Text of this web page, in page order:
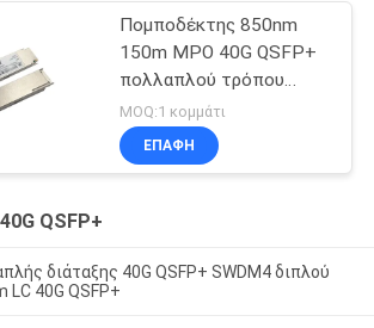
Πομποδέκτης 850nm
150m MPO 40G QSFP+
πολλαπλού τρόπου
καυτός Pluggable
MOQ:1 κομμάτι
ΕΠΑΦΉ
QSFP+
διάταξης 40G QSFP+ SWDM4 διπλού
40G QSFP+